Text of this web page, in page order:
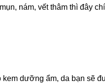
nám, vết thâm thì đây
dưỡng ẩm, da bạn sẽ